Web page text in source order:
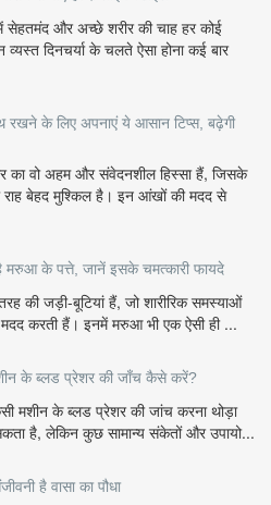
और अच्छे शरीर की चाह हर कोई
दिनचर्या के चलते ऐसा होना कई बार
रखने के लिए अपनाएं ये आसान टिप्स, बढ़ेगी
का वो अहम और संवेदनशील हिस्सा हैं, जिसके
राह बेहद मुश्किल है। इन आंखों की मदद से
मरुआ के पत्ते, जानें इसके चमत्कारी फायदे
की जड़ी-बूटियां हैं, जो शारीरिक समस्याओं
करती हैं। इनमें मरुआ भी एक ऐसी ही ...
के ब्लड प्रेशर की जाँच कैसे करें?
मशीन के ब्लड प्रेशर की जांच करना थोड़ा
है, लेकिन कुछ सामान्य संकेतों और उपायो...
है वासा का पौधा